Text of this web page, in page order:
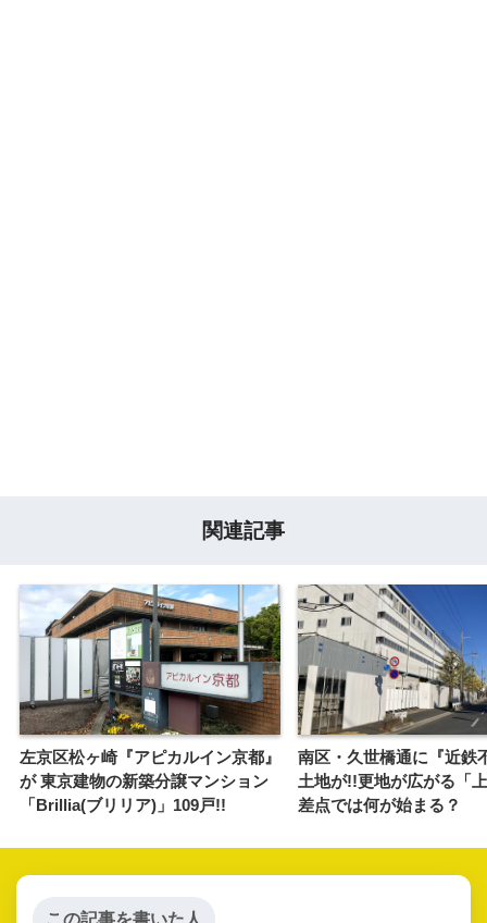
関連記事
左京区松ヶ崎『アピカルイン京都』
が 東京建物の新築分譲マンション
「Brillia(ブリリア)」109戸!!
南区・久世橋通に『近鉄
土地が!!更地が広がる「
差点では何が始まる？